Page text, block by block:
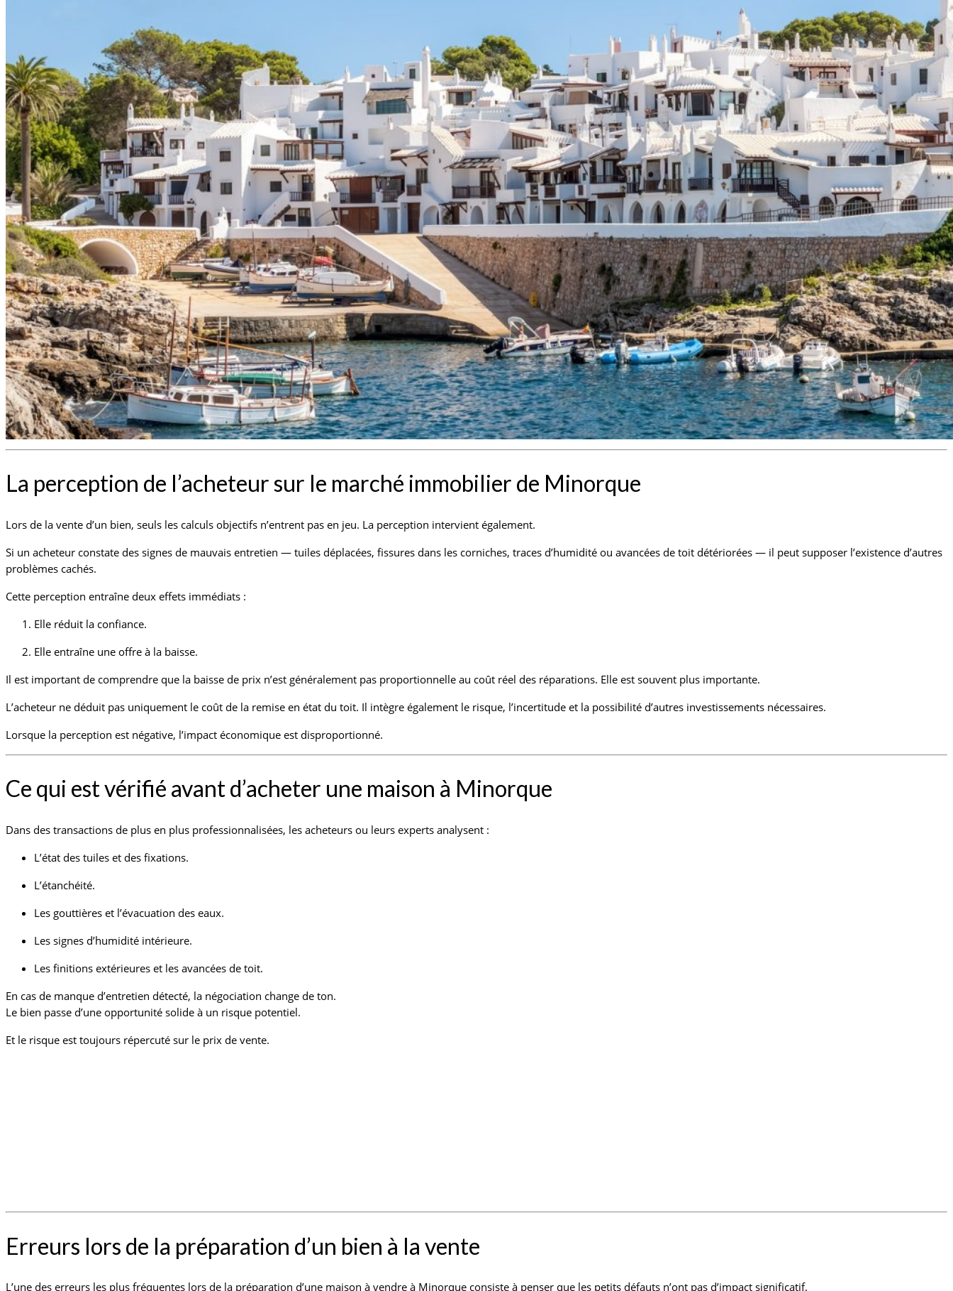
La perception de l’acheteur sur le marché immobilier de Minorque
Lors de la vente d’un bien, seuls les calculs objectifs n’entrent pas en jeu. La perception intervient également.
Si un acheteur constate des signes de mauvais entretien — tuiles déplacées, fissures dans les corniches, traces d’humidité ou avancées de toit détériorées — il peut supposer l’existence d’autres
problèmes cachés.
Cette perception entraîne deux effets immédiats :
Elle réduit la confiance.
Elle entraîne une offre à la baisse.
Il est important de comprendre que la baisse de prix n’est généralement pas proportionnelle au coût réel des réparations. Elle est souvent plus importante.
L’acheteur ne déduit pas uniquement le coût de la remise en état du toit. Il intègre également le risque, l’incertitude et la possibilité d’autres investissements nécessaires.
Lorsque la perception est négative, l’impact économique est disproportionné.
Ce qui est vérifié avant d’acheter une maison à Minorque
Dans des transactions de plus en plus professionnalisées, les acheteurs ou leurs experts analysent :
L’état des tuiles et des fixations.
L’étanchéité.
Les gouttières et l’évacuation des eaux.
Les signes d’humidité intérieure.
Les finitions extérieures et les avancées de toit.
En cas de manque d’entretien détecté, la négociation change de ton.
Le bien passe d’une opportunité solide à un risque potentiel.
Et le risque est toujours répercuté sur le prix de vente.
Erreurs lors de la préparation d’un bien à la vente
L’une des erreurs les plus fréquentes lors de la préparation d’une maison à vendre à Minorque consiste à penser que les petits défauts n’ont pas d’impact significatif.